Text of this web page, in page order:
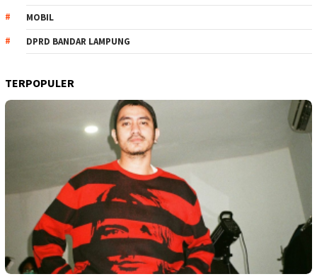
MOBIL
DPRD BANDAR LAMPUNG
TERPOPULER